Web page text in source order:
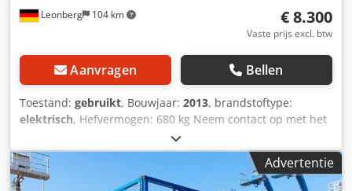
Leonberg 104 km € 8.300
Vaste prijs excl. btw
Aanvragen Bellen
Toestand: gebruikt, Bouwjaar: 2013, brandstoftype:
elektrisch, Hefvermogen: 680 kg Neem contact op met het
gebruikte-machines-centrum voor meer informatie.
Chedpfxozflm Dj Aafoa
Advertentie